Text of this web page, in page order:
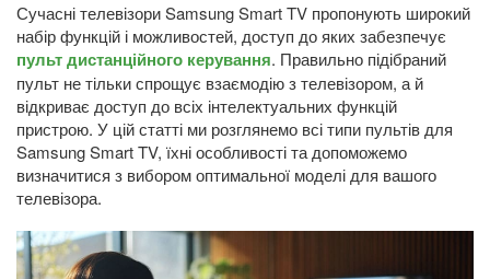
Сучасні телевізори Samsung Smart TV пропонують широкий
набір функцій і можливостей, доступ до яких забезпечує
пульт дистанційного керування. Правильно підібраний
пульт не тільки спрощує взаємодію з телевізором, а й
відкриває доступ до всіх інтелектуальних функцій
пристрою. У цій статті ми розглянемо всі типи пультів для
Samsung Smart TV, їхні особливості та допоможемо
визначитися з вибором оптимальної моделі для вашого
телевізора.